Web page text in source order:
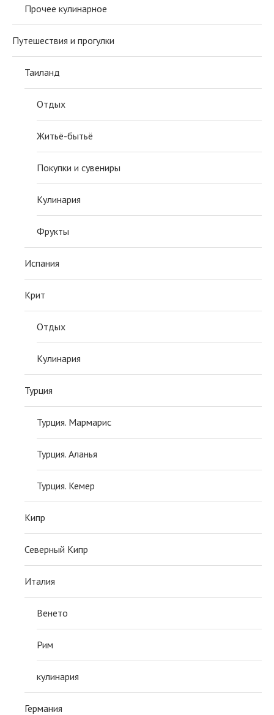
Прочее кулинарное
Путешествия и прогулки
Таиланд
Отдых
Житьё-бытьё
Покупки и сувениры
Кулинария
Фрукты
Испания
Крит
Отдых
Кулинария
Турция
Турция. Мармарис
Турция. Аланья
Турция. Кемер
Кипр
Северный Кипр
Италия
Венето
Рим
кулинария
Германия